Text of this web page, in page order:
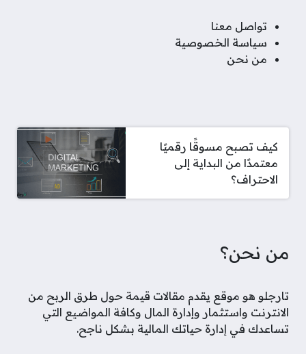
تواصل معنا
سياسة الخصوصية
من نحن
كيف تصبح مسوقًا رقميًا
معتمدًا من البداية إلى
الاحتراف؟
من نحن؟
تارجلو هو موقع يقدم مقالات قيمة حول طرق الربح من
الانترنت واستثمار وإدارة المال وكافة المواضيع التي
تساعدك في إدارة حياتك المالية بشكل ناجح.